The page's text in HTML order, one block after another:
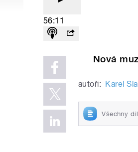
56:11
Nová
autoři: Karel
Všechny